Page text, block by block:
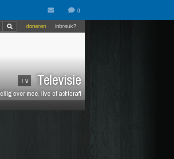
TV Televisie
over mee, live of achteraf!
inbreuk?
doneren